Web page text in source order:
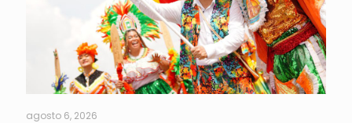
agosto 6, 2026